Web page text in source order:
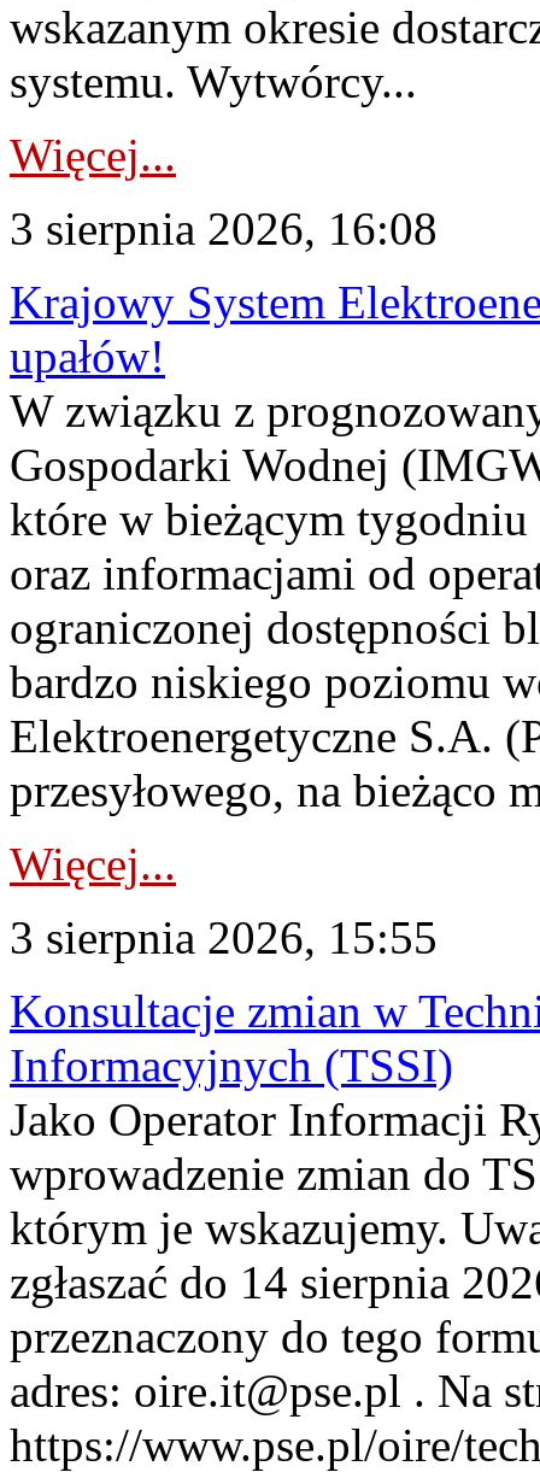
wskazanym okresie
systemu. Wytwórcy...
Więcej...
3 sierpnia 2026, 16:08
Krajowy System
upałów!
W związku z
Gospodarki Wodnej
które w bieżącym tygodniu
oraz informacjami od
ograniczonej dostępności
bardzo niskiego poziomu
Elektroenergetyczne S.A.
przesyłowego, na bieżąco
Więcej...
3 sierpnia 2026, 15:55
Konsultacje zmian w
Informacyjnych (TSSI)
Jako Operator Informacji
wprowadzenie zmian do
którym je wskazujemy.
zgłaszać do 14 sierpnia
przeznaczony do tego
adres: oire.it@pse.pl . Na
https://www.pse.pl/oire/